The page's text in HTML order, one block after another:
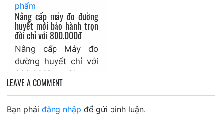
phẩm
Nâng cấp máy đo đường
huyết mới bảo hành trọn
đời chỉ với 800.000đ
Nâng cấp Máy đo
đường huyết chỉ với
800.000Đ – Chương
trình thu cũ đổi mới
trọn bồ VivaChek Ino
bảo...
LEAVE A COMMENT
Bạn phải đăng nhập để gửi bình luận.